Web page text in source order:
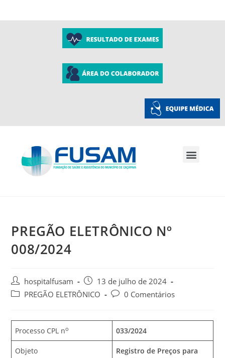
PREGÃO ELETRÔNICO Nº
008/2024
hospitalfusam
13 de julho de 2024
PREGÃO ELETRÔNICO
0 Comentários
Processo CPL no 033/2024
Objeto
Registro de Preços para